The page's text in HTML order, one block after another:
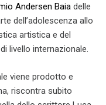
Andersen Baia delle
dell’adolescenza allo
artistica e del
livello internazionale.
viene prodotto e
riscontra subito